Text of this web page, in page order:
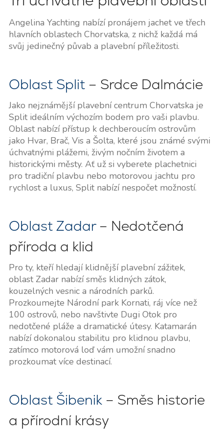
Angelina Yachting nabízí pronájem jachet ve třech
hlavních oblastech Chorvatska, z nichž každá má
svůj jedinečný půvab a plavební příležitosti.
Oblast Split– Srdce Dalmácie
Jako nejznámější plavební centrum Chorvatska je
Split ideálním výchozím bodem pro vaši plavbu.
Oblast nabízí přístup k dechberoucím ostrovům
jako Hvar, Brač, Vis a Šolta, které jsou známé svými
úchvatnými plážemi, živým nočním životem a
historickými městy. Ať už si vyberete plachetnici
pro tradiční plavbu nebo motorovou jachtu pro
rychlost a luxus, Split nabízí nespočet možností.
Oblast Zadar– Nedotčená
příroda a klid
Pro ty, kteří hledají klidnější plavební zážitek,
oblast Zadar nabízí směs klidných zátok,
kouzelných vesnic a národních parků.
Prozkoumejte Národní park Kornati, ráj více než
100 ostrovů, nebo navštivte Dugi Otok pro
nedotčené pláže a dramatické útesy. Katamarán
nabízí dokonalou stabilitu pro klidnou plavbu,
zatímco motorová loď vám umožní snadno
prozkoumat více destinací.
Oblast Šibenik– Směs historie
a přírodní krásy